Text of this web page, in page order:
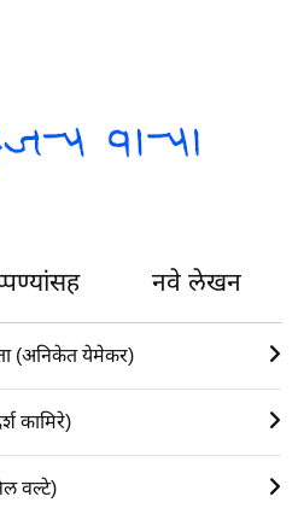
नवे लेखन
(अनिकेत येमेकर)
कामिरे)
वल्टे)